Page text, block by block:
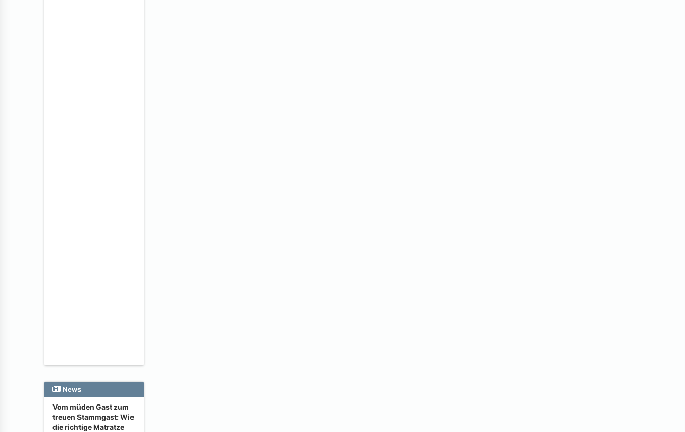
News
Vom müden Gast zum
treuen Stammgast: Wie
die richtige Matratze